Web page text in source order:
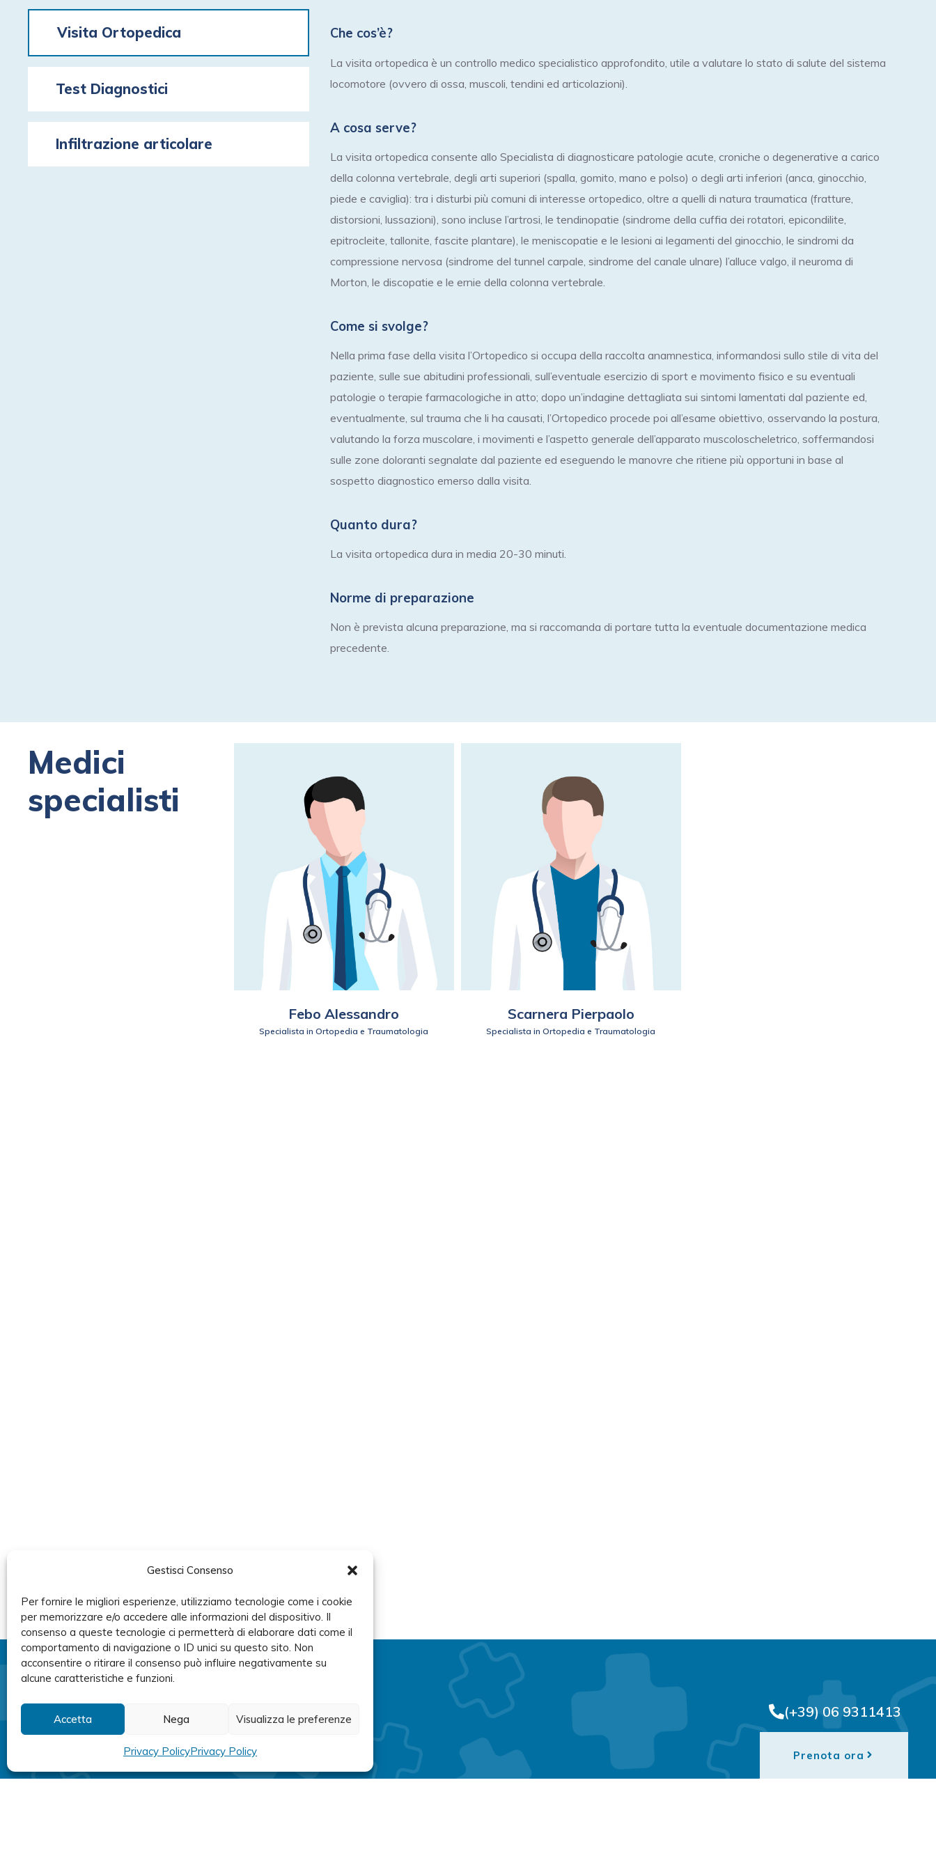
Gestisci Consenso
Per fornire le migliori esperienze, utilizziamo tecnologie come i cookie
per memorizzare e/o accedere alle informazioni del dispositivo. Il
consenso a queste tecnologie ci permetterà di elaborare dati come il
comportamento di navigazione o ID unici su questo sito. Non
acconsentire o ritirare il consenso può influire negativamente su
alcune caratteristiche e funzioni.
Accetta Nega Visualizza le preferenze
Privacy PolicyPrivacy Policy
Visita Ortopedica
Test Diagnostici
Infiltrazione articolare
Che cos’è?
La visita ortopedica è un controllo medico specialistico approfondito, utile a valutare lo stato di salute del sistema
locomotore (ovvero di ossa, muscoli, tendini ed articolazioni).
A cosa serve?
La visita ortopedica consente allo Specialista di diagnosticare patologie acute, croniche o degenerative a carico
della colonna vertebrale, degli arti superiori (spalla, gomito, mano e polso) o degli arti inferiori (anca, ginocchio,
piede e caviglia): tra i disturbi più comuni di interesse ortopedico, oltre a quelli di natura traumatica (fratture,
distorsioni, lussazioni), sono incluse l’artrosi, le tendinopatie (sindrome della cuffia dei rotatori, epicondilite,
epitrocleite, tallonite, fascite plantare), le meniscopatie e le lesioni ai legamenti del ginocchio, le sindromi da
compressione nervosa (sindrome del tunnel carpale, sindrome del canale ulnare) l’alluce valgo, il neuroma di
Morton, le discopatie e le ernie della colonna vertebrale.
Come si svolge?
Nella prima fase della visita l’Ortopedico si occupa della raccolta anamnestica, informandosi sullo stile di vita del
paziente, sulle sue abitudini professionali, sull’eventuale esercizio di sport e movimento fisico e su eventuali
patologie o terapie farmacologiche in atto; dopo un’indagine dettagliata sui sintomi lamentati dal paziente ed,
eventualmente, sul trauma che li ha causati, l’Ortopedico procede poi all’esame obiettivo, osservando la postura,
valutando la forza muscolare, i movimenti e l’aspetto generale dell’apparato muscoloscheletrico, soffermandosi
sulle zone doloranti segnalate dal paziente ed eseguendo le manovre che ritiene più opportuni in base al
sospetto diagnostico emerso dalla visita.
Quanto dura?
La visita ortopedica dura in media 20-30 minuti.
Norme di preparazione
Non è prevista alcuna preparazione, ma si raccomanda di portare tutta la eventuale documentazione medica
precedente.
Medici
specialisti
Febo Alessandro
Specialista in Ortopedia e Traumatologia
Scarnera Pierpaolo
Specialista in Ortopedia e Traumatologia
Prenota ora
una visitamedica.
(+39) 06 9311413
Prenota ora